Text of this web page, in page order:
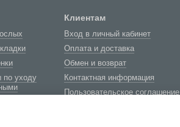
по уходу
Клиентам
Вход в личный кабинет
Оплата и доставка
Обмен и возврат
Контактная информация
Пользовательское соглашение